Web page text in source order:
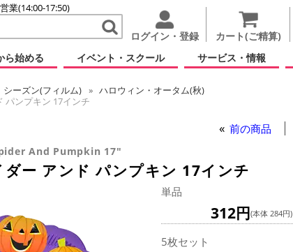
業(14:00-17:50)
ログイン・登録 カート(ご精算)
ら始める イベント・スクール サービス・情報
シーズン(フィルム)
ハロウィン・オータム(秋)
パンプキン 17インチ
前の商品
And Pumpkin 17"
ー アンド パンプキン 17インチ
単品
312円(本体 284円)
5枚セット